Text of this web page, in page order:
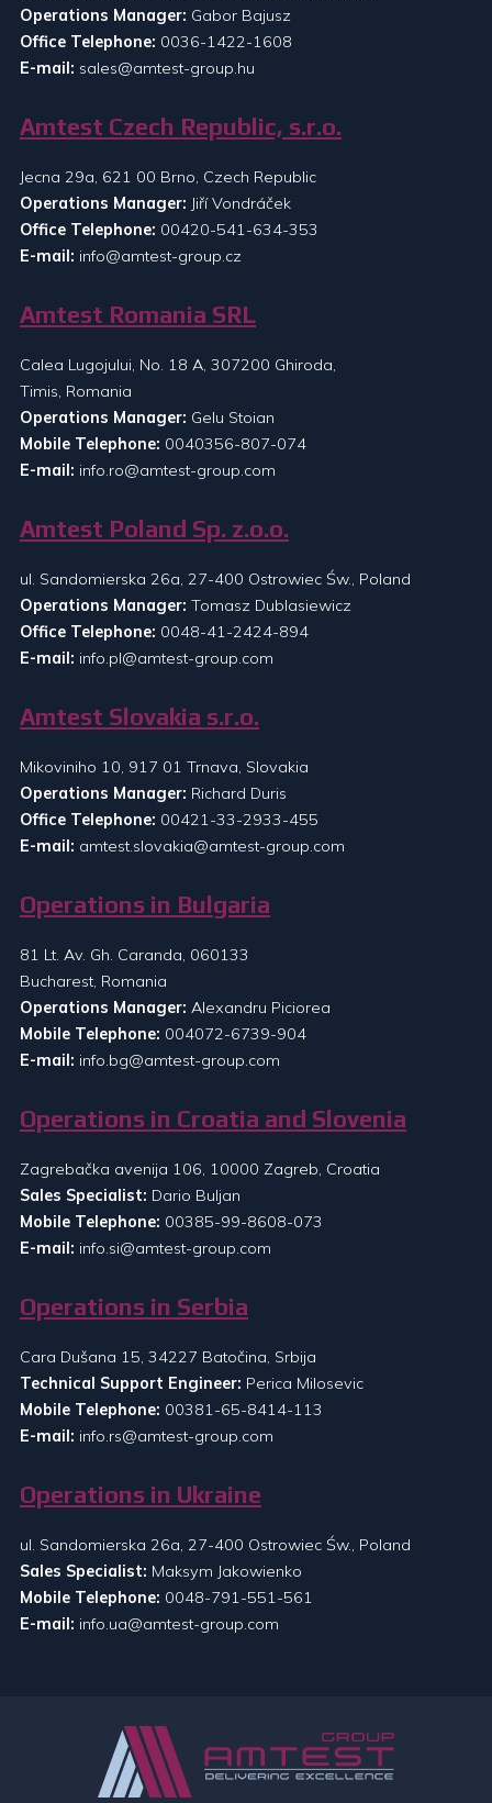
Operations Manager: Gabor Bajusz
Office Telephone: 0036-1422-1608
E-mail: sales@amtest-group.hu
Amtest Czech Republic, s.r.o.
Jecna 29a, 621 00 Brno, Czech Republic
Operations Manager: Jiří Vondráček
Office Telephone: 00420-541-634-353
E-mail: info@amtest-group.cz
Amtest Romania SRL
Calea Lugojului, No. 18 A, 307200 Ghiroda,
Timis, Romania
Operations Manager: Gelu Stoian
Mobile Telephone: 0040356-807-074
E-mail: info.ro@amtest-group.com
Amtest Poland Sp. z.o.o.
ul. Sandomierska 26a, 27-400 Ostrowiec Św., Poland
Operations Manager: Tomasz Dublasiewicz
Office Telephone: 0048-41-2424-894
E-mail: info.pl@amtest-group.com
Amtest Slovakia s.r.o.
Mikoviniho 10, 917 01 Trnava, Slovakia
Operations Manager: Richard Duris
Office Telephone: 00421-33-2933-455
E-mail: amtest.slovakia@amtest-group.com
Operations in Bulgaria
81 Lt. Av. Gh. Caranda, 060133
Bucharest, Romania
Operations Manager: Alexandru Piciorea
Mobile Telephone: 004072-6739-904
E-mail: info.bg@amtest-group.com
Operations in Croatia and Slovenia
Zagrebačka avenija 106, 10000 Zagreb, Croatia
Sales Specialist: Dario Buljan
Mobile Telephone: 00385-99-8608-073
E-mail: info.si@amtest-group.com
Operations in Serbia
Cara Dušana 15, 34227 Batočina, Srbija
Technical Support Engineer: Perica Milosevic
Mobile Telephone: 00381-65-8414-113
E-mail: info.rs@amtest-group.com
Operations in Ukraine
ul. Sandomierska 26a, 27-400 Ostrowiec Św., Poland
Sales Specialist: Maksym Jakowienko
Mobile Telephone: 0048-791-551-561
E-mail: info.ua@amtest-group.com